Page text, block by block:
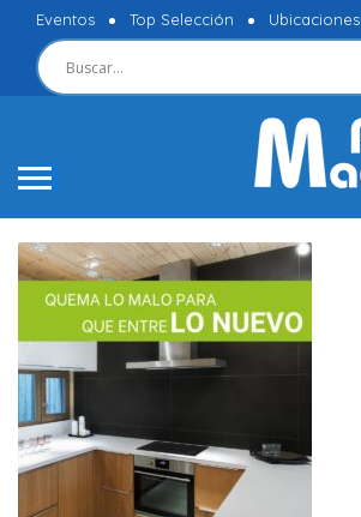
Eventos Top Selección Ubicaciones